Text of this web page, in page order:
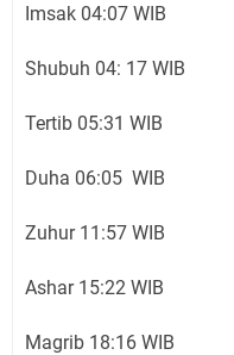
Imsak 04:07 WIB
Shubuh 04: 17 WIB
Tertib 05:31 WIB
Duha 06:05 WIB
Zuhur 11:57 WIB
Ashar 15:22 WIB
Magrib 18:16 WIB